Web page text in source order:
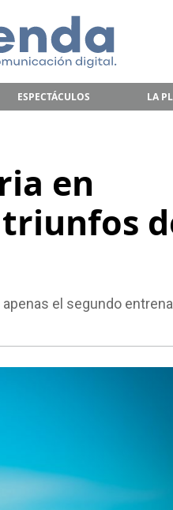
ESPECTÁCULOS LA
en
triunfos
el segundo